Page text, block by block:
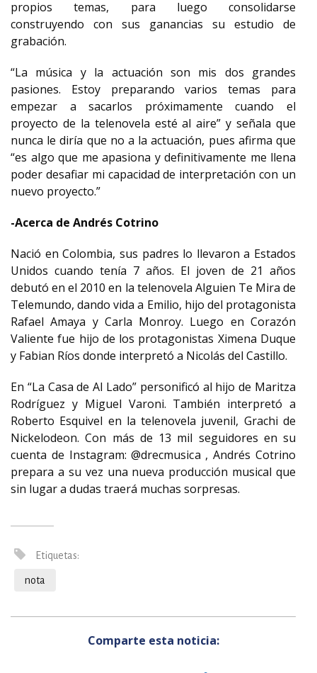
propios temas, para luego consolidarse
construyendo con sus ganancias su estudio de
grabación.
“La música y la actuación son mis dos grandes
pasiones. Estoy preparando varios temas para
empezar a sacarlos próximamente cuando el
proyecto de la telenovela esté al aire” y señala que
nunca le diría que no a la actuación, pues afirma que
“es algo que me apasiona y definitivamente me llena
poder desafiar mi capacidad de interpretación con un
nuevo proyecto.”
-Acerca de Andrés Cotrino
Nació en Colombia, sus padres lo llevaron a Estados
Unidos cuando tenía 7 años. El joven de 21 años
debutó en el 2010 en la telenovela Alguien Te Mira de
Telemundo, dando vida a Emilio, hijo del protagonista
Rafael Amaya y Carla Monroy. Luego en Corazón
Valiente fue hijo de los protagonistas Ximena Duque
y Fabian Ríos donde interpretó a Nicolás del Castillo.
En “La Casa de Al Lado” personificó al hijo de Maritza
Rodríguez y Miguel Varoni. También interpretó a
Roberto Esquivel en la telenovela juvenil, Grachi de
Nickelodeon. Con más de 13 mil seguidores en su
cuenta de Instagram: @drecmusica , Andrés Cotrino
prepara a su vez una nueva producción musical que
sin lugar a dudas traerá muchas sorpresas.
Etiquetas:
nota
Comparte esta noticia: